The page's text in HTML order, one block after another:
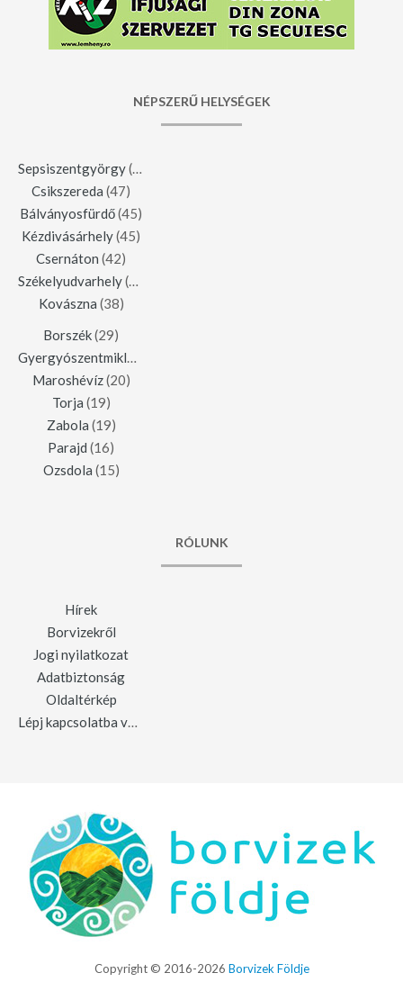
NÉPSZERŰ HELYSÉGEK
Sepsiszentgyörgy(123)
Csikszereda (47)
Bálványosfürdő(45)
Kézdivásárhely(45)
Csernáton (42)
Székelyudvarhely(42)
Kovászna (38)
Borszék(29)
Gyergyószentmiklós
Maroshévíz(20)
Torja (19)
Zabola (19)
Parajd (16)
Ozsdola (15)
RÓLUNK
Hírek
Borvizekről
Jogi nyilatkozat
Adatbiztonság
Oldaltérkép
Lépj kapcsolatba velünk
Copyright © 2016-2026 Borvizek Földje